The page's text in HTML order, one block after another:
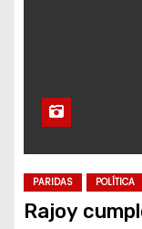
PARIDAS POLÍTICA
Rajoy